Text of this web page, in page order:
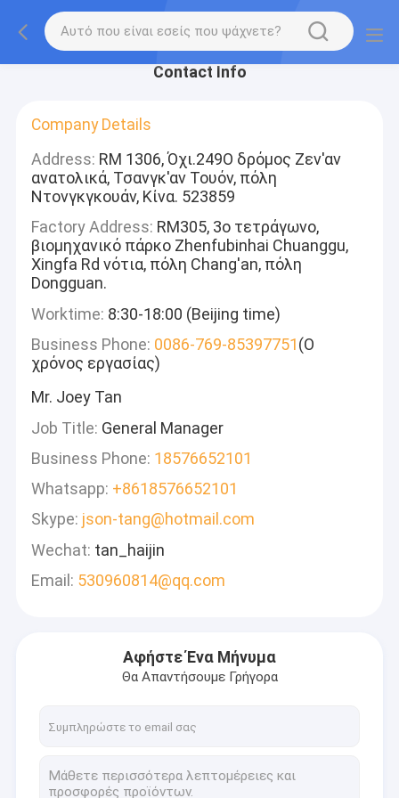
Contact Info
Company Details
Address: RM 1306, Όχι.249Ο δρόμος Ζεν'αν
ανατολικά, Τσανγκ'αν Τουόν, πόλη
Ντονγκγκουάν, Κίνα. 523859
Factory Address: RM305, 3ο τετράγωνο,
βιομηχανικό πάρκο Zhenfubinhai Chuanggu,
Xingfa Rd νότια, πόλη Chang'an, πόλη
Dongguan.
Worktime: 8:30-18:00 (Beijing time)
Business Phone: 0086-769-85397751(Ο
χρόνος εργασίας)
Mr. Joey Tan
Job Title: General Manager
Business Phone: 18576652101
Whatsapp: +8618576652101
Skype: json-tang@hotmail.com
Wechat: tan_haijin
Email: 530960814@qq.com
Αφήστε Ένα Μήνυμα
Θα Απαντήσουμε Γρήγορα